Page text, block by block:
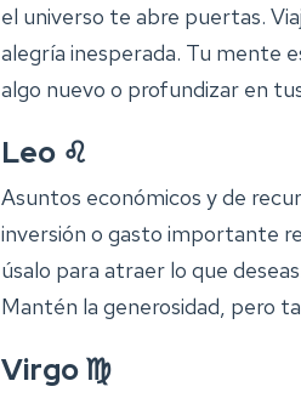
el universo te abre puertas.
alegría inesperada. Tu mente
algo nuevo o profundizar en
Leo ♌
Asuntos económicos y de
inversión o gasto importante
úsalo para atraer lo que
Mantén la generosidad, pero
Virgo ♍